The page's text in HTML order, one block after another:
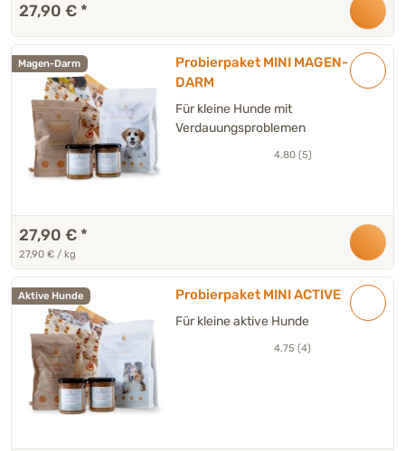
27,90 € *
Magen-Darm
Probierpaket MINI MAGEN-
DARM
Für kleine Hunde mit
Verdauungsproblemen
4.80 (5)
27,90 € *
27,90 € / kg
Aktive Hunde Probierpaket MINI ACTIVE
Für kleine aktive Hunde
4.75 (4)